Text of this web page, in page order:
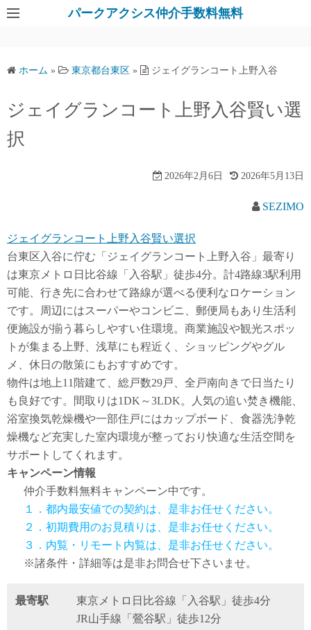
パークアクシス仲介手数料無料
ホーム » 東京都台東区 » ジェイグランコート上野入谷
ジェイグランコート上野入谷賢い選
択
2026年2月6日 2026年5月13日
SEZIMO
ジェイグランコート上野入谷賢い選択
台東区入谷に佇む「ジェイグランコート上野入谷」最寄り
は東京メトロ日比谷線「入谷駅」徒歩4分。計4路線3駅利用
可能、行き先に合わせて路線が選べる便利なロケーション
です。周辺にはスーパーやコンビニ、郵便局もあり生活利
便施設が揃う暮らしやすい住環境。商業施設や観光スポッ
トが集まる上野、浅草にも程近く、ショッピングやグル
メ、休日の散策にもおすすめです。
物件は地上11階建て、総戸数29戸、全戸南向きで日当たり
も良好です。間取りは1DK～3LDK。人気の追い焚き機能、
浴室換気乾燥機や一部住戸にはカップボード、食器洗浄乾
燥機など充実した室内環境が整っており快適な生活空間を
サポートしてくれます。
キャンペーン情報
仲介手数料無料キャンペーン中です。
１．都内最安値での契約は、是非お任せください。
２．初期費用のお見積りは、是非お任せください。
３．内覧・リモート内覧は、是非お任せください。
※諸条件・詳細等は是非お問合せ下さいませ。
最寄駅
東京メトロ日比谷線「入谷駅」徒歩4分
JR山手線「鶯谷駅」徒歩12分